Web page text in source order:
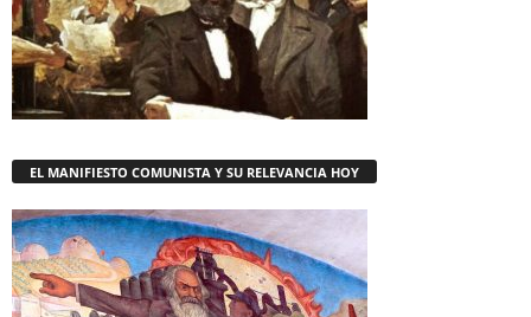
EL MANIFIESTO COMUNISTA Y SU RELEVANCIA HOY